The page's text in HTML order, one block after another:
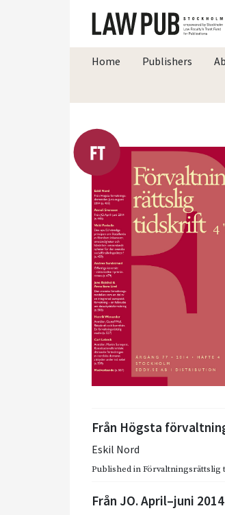
Home Publishers
Från Högsta
Eskil Nord
Published inFörvaltningsrättslig
Från JO. April–juni 2014